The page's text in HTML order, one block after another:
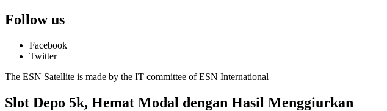
Follow us
Facebook
Twitter
The ESN Satellite is made by the IT committee of ESN International
Slot Depo 5k, Hemat Modal dengan Hasil Menggiurkan